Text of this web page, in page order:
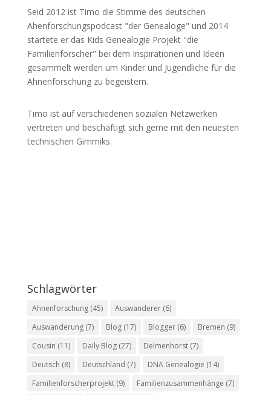
Seid 2012 ist Timo die Stimme des deutschen
Ahenforschungspodcast "der Genealoge" und 2014
startete er das Kids Genealogie Projekt "die
Familienforscher" bei dem Inspirationen und Ideen
gesammelt werden um Kinder und Jugendliche für die
Ahnenforschung zu begeistern.
Timo ist auf verschiedenen sozialen Netzwerken
vertreten und beschäftigt sich gerne mit den neuesten
technischen Gimmiks.
Schlagwörter
Ahnenforschung(45) Auswanderer(6)
Auswanderung(7) Blog(17) Blogger(6) Bremen (9)
Cousin (11) Daily Blog(27) Delmenhorst(7)
Deutsch (8) Deutschland (7) DNA Genealogie (14)
Familienforscherprojekt(9) Familienzusammenhänge (7)